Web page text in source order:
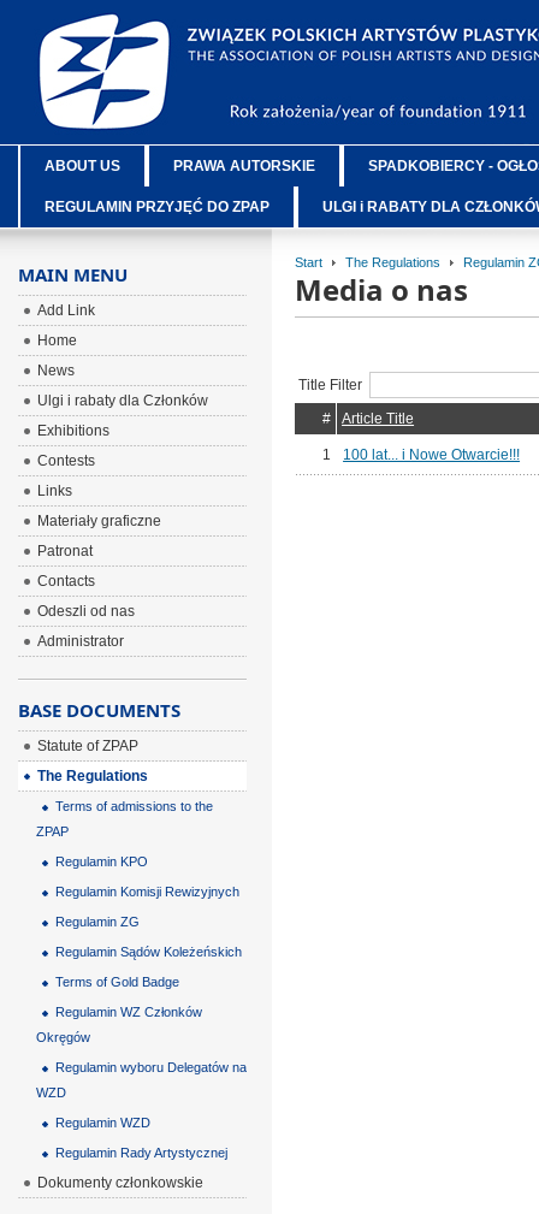
ABOUT US PRAWA AUTORSKIE SPADKOBIERCY -
REGULAMIN PRZYJĘĆ DO ZPAP ULGI i RABATY DLA
Start The Regulations Regulamin
Media o nas
Title Filter
#
Article Title
1 100 lat... i Nowe Otwarcie!!!
MAIN MENU
Add Link
Home
News
Ulgi i rabaty dla Członków
Exhibitions
Contests
Links
Materiały graficzne
Patronat
Contacts
Odeszli od nas
Administrator
BASE DOCUMENTS
Statute of ZPAP
The Regulations
Terms of admissions to the
ZPAP
Regulamin KPO
Regulamin Komisji Rewizyjnych
Regulamin ZG
Regulamin Sądów Koleżeńskich
Terms of Gold Badge
Regulamin WZ Członków
Okręgów
Regulamin wyboru Delegatów na
WZD
Regulamin WZD
Regulamin Rady Artystycznej
Dokumenty członkowskie